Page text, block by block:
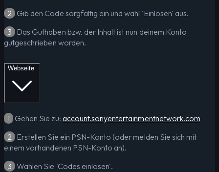
2 Gib den Code sorgfältig ein und wähl 'Einlösen' aus.
3 Das Guthaben bzw. der Inhalt ist nun deinem Konto
gutgeschrieben worden.
Webseite
1 Gehen Sie zu: account.sonyentertainmentnetwork.com
2 Erstellen Sie ein PSN-Konto (oder melden Sie sich mit
einem vorhandenen PSN-Konto an).
3 Wählen Sie 'Codes einlösen'.